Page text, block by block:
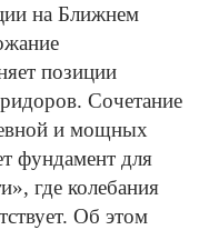
на Ближнем
позиции
Сочетание
и мощных
фундамент для
где колебания
Об этом